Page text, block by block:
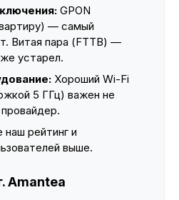
GPON
— самый
Витая пара (FTTB) —
устарел.
Хороший Wi-Fi
5 ГГц) важен не
наш рейтинг и
выше.
Amantea